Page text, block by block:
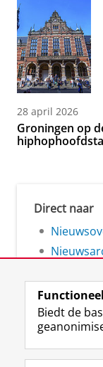
28 april 2026
Groningen op
Direct naar
Functioneel
Biedt de